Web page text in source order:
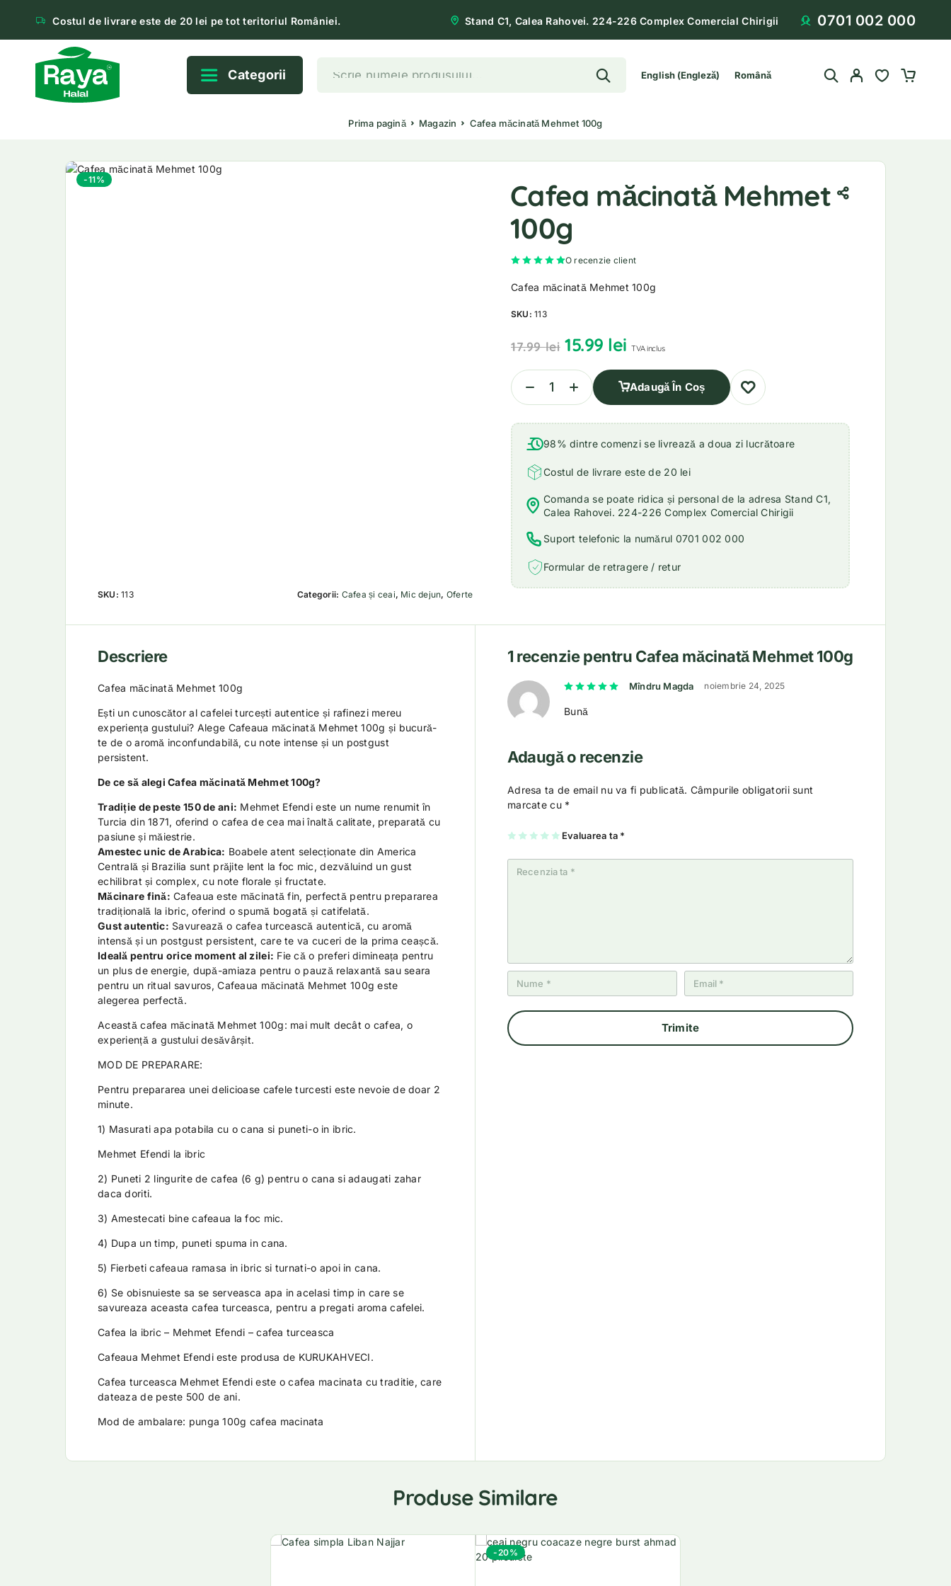
Costul de livrare este de 20 lei pe tot teritoriul României. Stand C1, Calea Rahovei. 224-226 Complex Comercial Chirigii 0701 002 000
Categorii English(Engleză) Română
Prima pagină Magazin Cafea măcinată Mehmet 100g
-11%
SKU:113 Categorii: Cafea și ceai, Mic dejun, Oferte
Cafea măcinată Mehmet
100g
Evaluat la5.00din 5 pe baza unei singure evaluări
O recenzie client
Cafea măcinată Mehmet 100g
SKU:113
17.99lei 15.99 lei TVA inclus
Adaugă În Coș
98% dintre comenzi se livrează a doua zi lucrătoare
Costul de livrare este de 20 lei
Comanda se poate ridica și personal de la adresa Stand C1,
Calea Rahovei. 224-226 Complex Comercial Chirigii
Suport telefonic la numărul 0701 002 000
Formular de retragere / retur
Descriere
Cafea măcinată Mehmet 100g
Ești un cunoscător al cafelei turcești autentice și rafinezi mereu
experiența gustului? Alege Cafeaua măcinată Mehmet 100g și bucură-
te de o aromă inconfundabilă, cu note intense și un postgust
persistent.
De ce să alegi Cafea măcinată Mehmet 100g?
Tradiție de peste 150 de ani: Mehmet Efendi este un nume renumit în
Turcia din 1871, oferind o cafea de cea mai înaltă calitate, preparată cu
pasiune și măiestrie.
Amestec unic de Arabica: Boabele atent selecționate din America
Centrală și Brazilia sunt prăjite lent la foc mic, dezvăluind un gust
echilibrat și complex, cu note florale și fructate.
Măcinare fină: Cafeaua este măcinată fin, perfectă pentru prepararea
tradițională la ibric, oferind o spumă bogată și catifelată.
Gust autentic: Savurează o cafea turcească autentică, cu aromă
intensă și un postgust persistent, care te va cuceri de la prima ceașcă.
Ideală pentru orice moment al zilei: Fie că o preferi dimineața pentru
un plus de energie, după-amiaza pentru o pauză relaxantă sau seara
pentru un ritual savuros, Cafeaua măcinată Mehmet 100g este
alegerea perfectă.
Această cafea măcinată Mehmet 100g: mai mult decât o cafea, o
experiență a gustului desăvârșit.
MOD DE PREPARARE:
Pentru prepararea unei delicioase cafele turcesti este nevoie de doar 2
minute.
1) Masurati apa potabila cu o cana si puneti-o in ibric.
Mehmet Efendi la ibric
2) Puneti 2 lingurite de cafea (6 g) pentru o cana si adaugati zahar
daca doriti.
3) Amestecati bine cafeaua la foc mic.
4) Dupa un timp, puneti spuma in cana.
5) Fierbeti cafeaua ramasa in ibric si turnati-o apoi in cana.
6) Se obisnuieste sa se serveasca apa in acelasi timp in care se
savureaza aceasta cafea turceasca, pentru a pregati aroma cafelei.
Cafea la ibric – Mehmet Efendi – cafea turceasca
Cafeaua Mehmet Efendi este produsa de KURUKAHVECI.
Cafea turceasca Mehmet Efendi este o cafea macinata cu traditie, care
dateaza de peste 500 de ani.
Mod de ambalare: punga 100g cafea macinata
1 recenzie pentru Cafea măcinată Mehmet 100g
Evaluat la5din 5
Mîndru Magda noiembrie 24, 2025
Bună
Adaugă o recenzie
Adresa ta de email nu va fi publicată. Câmpurile obligatorii sunt
marcate cu *
Evaluarea ta *
U
n
2
5
st
el
3
5
st
el
4
5
st
el
5
5
st
el
Produse Similare
-20%